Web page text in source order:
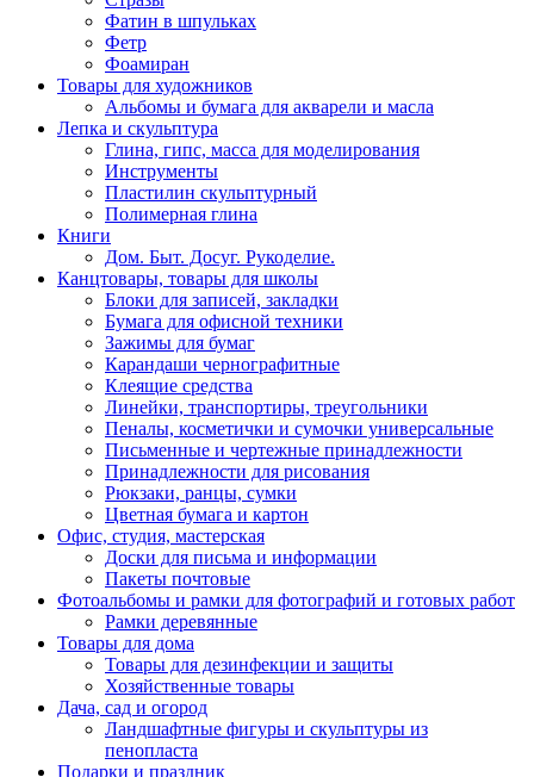
Фатин в шпульках
Фетр
Фоамиран
Товары для художников
Альбомы и бумага для акварели и масла
Лепка и скульптура
Глина, гипс, масса для моделирования
Инструменты
Пластилин скульптурный
Полимерная глина
Книги
Дом. Быт. Досуг. Рукоделие.
Канцтовары, товары для школы
Блоки для записей, закладки
Бумага для офисной техники
Зажимы для бумаг
Карандаши чернографитные
Клеящие средства
Линейки, транспортиры, треугольники
Пеналы, косметички и сумочки универсальные
Письменные и чертежные принадлежности
Принадлежности для рисования
Рюкзаки, ранцы, сумки
Цветная бумага и картон
Офис, студия, мастерская
Доски для письма и информации
Пакеты почтовые
Фотоальбомы и рамки для фотографий и готовых работ
Рамки деревянные
Товары для дома
Товары для дезинфекции и защиты
Хозяйственные товары
Дача, сад и огород
Ландшафтные фигуры и скульптуры из
пенопласта
Подарки и праздник